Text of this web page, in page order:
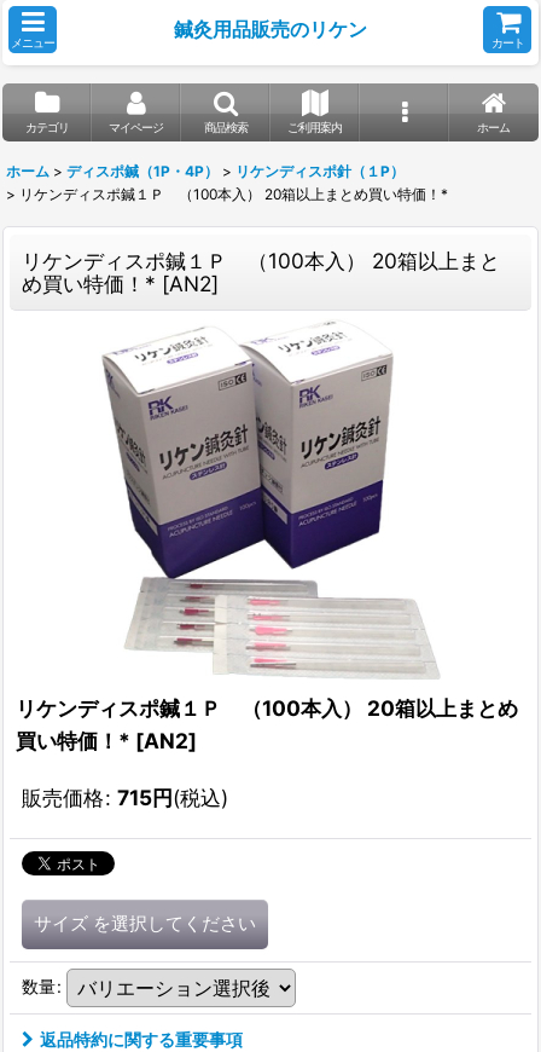
メニュー
鍼灸用品販売のリケン
カート
カテゴリ マイページ 商品検索 ご利用案内 ホーム
ホーム > ディスポ鍼（1P・4P） > リケンディスポ針（１P）
> リケンディスポ鍼１Ｐ （100本入） 20箱以上まとめ買い特価！*
リケンディスポ鍼１Ｐ （100本入） 20箱以上まと
め買い特価！* [AN2]
リケンディスポ鍼１Ｐ （100本入） 20箱以上まとめ
買い特価！* [AN2]
販売価格: 715円(税込)
サイズ を選択してください
数量:
返品特約に関する重要事項